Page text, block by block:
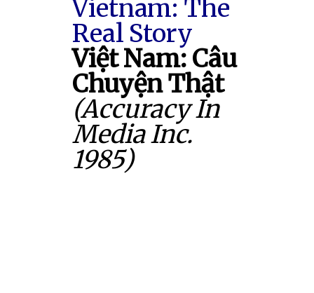
Vietnam: The
Real Story
Việt Nam: Câu
Chuyện Thật
(Accuracy In
Media Inc.
1985)